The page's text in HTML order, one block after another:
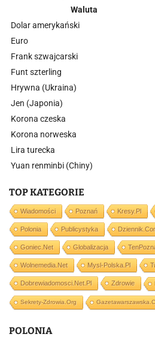
Waluta
Dolar amerykański
Euro
Frank szwajcarski
Funt szterling
Hrywna (Ukraina)
Jen (Japonia)
Korona czeska
Korona norweska
Lira turecka
Yuan renminbi (Chiny)
TOP KATEGORIE
Wiadomości Poznań Kresy.pl
Polonia Publicystyka
Goniec.net Globalizacja
Wolnemedia.net Mysl-Polska.pl
Dobrewiadomosci.net.pl Zdrowie
Sekrety-Zdrowia.org
POLONIA